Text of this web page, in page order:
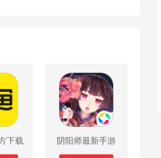
下载
阴阳师最新手游
版